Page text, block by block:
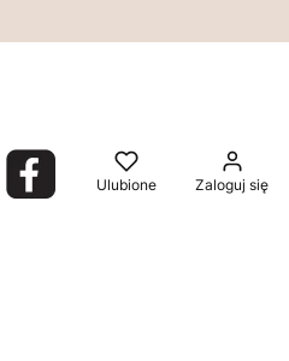
Ulubione Zaloguj się